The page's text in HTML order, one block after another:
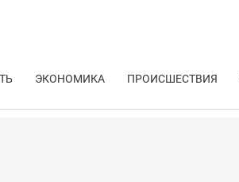
ЭКОНОМИКА ПРОИСШЕСТВИЯ